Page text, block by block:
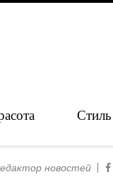
Стиль
новостей